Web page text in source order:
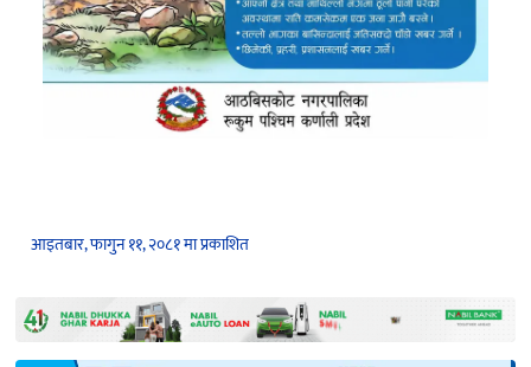
आइतबार, फागुन ११, २०८१ मा प्रकाशित